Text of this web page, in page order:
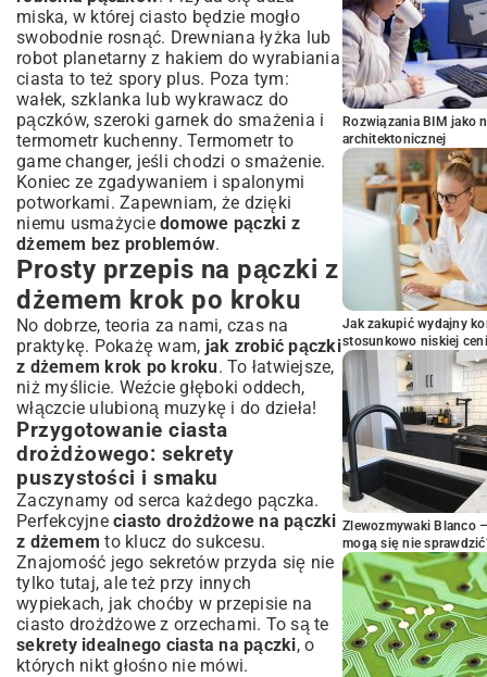
miska, w której ciasto będzie mogło
swobodnie rosnąć. Drewniana łyżka lub
robot planetarny z hakiem do wyrabiania
ciasta to też spory plus. Poza tym:
wałek, szklanka lub wykrawacz do
pączków, szeroki garnek do smażenia i
termometr kuchenny. Termometr to
game changer, jeśli chodzi o smażenie.
Koniec ze zgadywaniem i spalonymi
potworkami. Zapewniam, że dzięki
niemu usmażycie domowe pączki z
dżemem bez problemów.
Prosty przepis na pączki z
dżemem krok po kroku
No dobrze, teoria za nami, czas na
praktykę. Pokażę wam, jak zrobić pączki
z dżemem krok po kroku. To łatwiejsze,
niż myślicie. Weźcie głęboki oddech,
włączcie ulubioną muzykę i do dzieła!
Przygotowanie ciasta
drożdżowego: sekrety
puszystości i smaku
Zaczynamy od serca każdego pączka.
Perfekcyjne ciasto drożdżowe na pączki
z dżemem to klucz do sukcesu.
Znajomość jego sekretów przyda się nie
tylko tutaj, ale też przy innych
wypiekach, jak choćby w przepisie na
ciasto drożdżowe z orzechami. To są te
sekrety idealnego ciasta na pączki, o
których nikt głośno nie mówi.
Rozwiązania BIM jako
architektonicznej
Jak zakupić wydajny
stosunkowo niskiej
Zlewozmywaki Blanco
mogą się nie